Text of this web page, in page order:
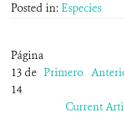
Posted in: Especies
Página
13 de
14
Primero
Current